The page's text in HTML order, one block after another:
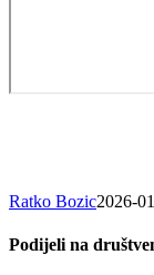
Ratko Bozic2026-
Podijeli na